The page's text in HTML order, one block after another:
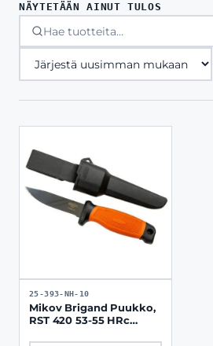
NÄYTETÄÄN AINUT TULOS
25-393-NH-10
Mikov Brigand Puukko,
RST 420 53-55 HRc